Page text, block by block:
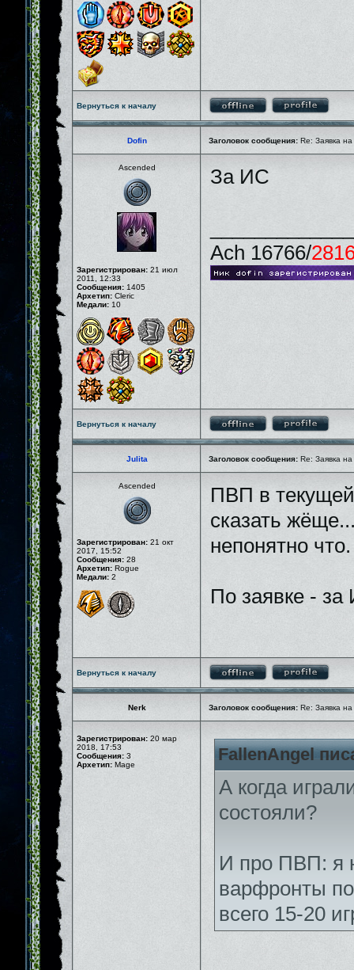
Вернуться к началу
Dofin Заголовок сообщения: Re: Заявка
Ascended
Зарегистрирован: 21 июл
2011, 12:33
Сообщения: 1405
Архетип: Cleric
Медали: 10
За ИС
Ach 16766/
Вернуться к началу
Julita Заголовок сообщения: Re: Заявка
Ascended
Зарегистрирован: 21 окт
2017, 15:52
Сообщения: 28
Архетип: Rogue
Медали: 2
ПВП в
сказать
непонятно
По заявке -
Вернуться к началу
Nerk Заголовок сообщения: Re: Заявка
Зарегистрирован: 20 мар
2018, 17:53
Сообщения: 3
Архетип: Mage
FallenAngel
А когда
состояли?
И про ПВП: я
варфронты
всего 15-20